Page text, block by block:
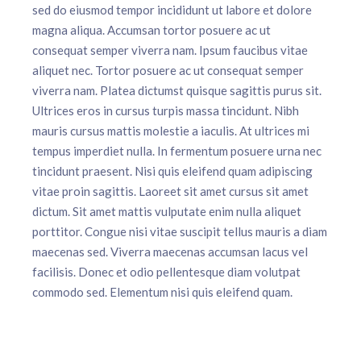
sed do eiusmod tempor incididunt ut labore et dolore
magna aliqua. Accumsan tortor posuere ac ut
consequat semper viverra nam. Ipsum faucibus vitae
aliquet nec. Tortor posuere ac ut consequat semper
viverra nam. Platea dictumst quisque sagittis purus sit.
Ultrices eros in cursus turpis massa tincidunt. Nibh
mauris cursus mattis molestie a iaculis. At ultrices mi
tempus imperdiet nulla. In fermentum posuere urna nec
tincidunt praesent. Nisi quis eleifend quam adipiscing
vitae proin sagittis. Laoreet sit amet cursus sit amet
dictum. Sit amet mattis vulputate enim nulla aliquet
porttitor. Congue nisi vitae suscipit tellus mauris a diam
maecenas sed. Viverra maecenas accumsan lacus vel
facilisis. Donec et odio pellentesque diam volutpat
commodo sed. Elementum nisi quis eleifend quam.